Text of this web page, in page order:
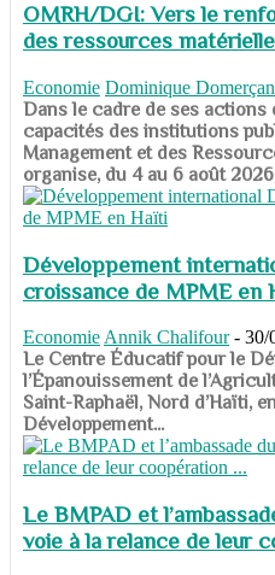
OMRH/DGI: Vers le
des ressources
Economie Dominique
Dans le cadre de ses actions
capacités des institutions
Management et des
organise, du 4 au 6 août
Développement
croissance de MPME en
Economie Annik Chalifour - 30/
​​​​​​​Le Centre Éducatif pour le
l’Épanouissement de
Saint-Raphaël, Nord d’Haïti,
Développement...
Le BMPAD et
voie à la relance de leur